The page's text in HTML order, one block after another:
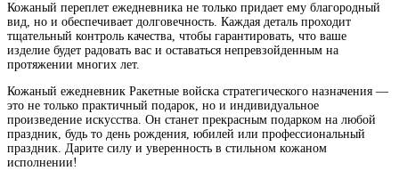
Кожаный переплет ежедневника не только придает ему благородный
вид, но и обеспечивает долговечность. Каждая деталь проходит
тщательный контроль качества, чтобы гарантировать, что ваше
изделие будет радовать вас и оставаться непревзойденным на
протяжении многих лет.
Кожаный ежедневник Ракетные войска стратегического назначения —
это не только практичный подарок, но и индивидуальное
произведение искусства. Он станет прекрасным подарком на любой
праздник, будь то день рождения, юбилей или профессиональный
праздник. Дарите силу и уверенность в стильном кожаном
исполнении!